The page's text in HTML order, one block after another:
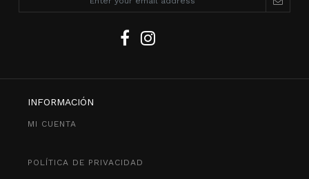
INFORMACIÓN
MI CUENTA
POLÍTICA DE PRIVACIDAD